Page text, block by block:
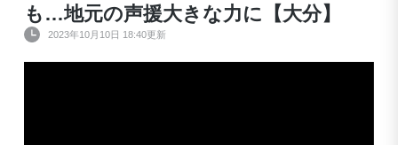
も…地元の声援大きな力に【大分】
2023年10月10日 18:40更新